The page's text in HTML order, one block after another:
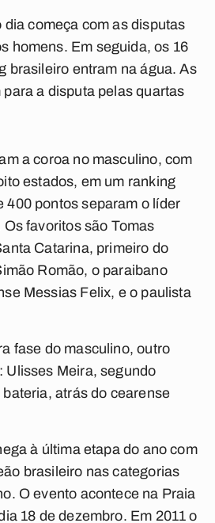
começa com as disputas
homens. Em seguida, os 16
brasileiro entram na água. As
a disputa pelas quartas
a coroa no masculino, com
estados, em um ranking
400 pontos separam o líder
favoritos são Tomas
Catarina, primeiro do
Romão, o paraibano
Messias Felix, e o paulista
fase do masculino, outro
Ulisses Meira, segundo
atrás do cearense
à última etapa do ano com
brasileiro nas categorias
O evento acontece na Praia
18 de dezembro. Em 2011 o